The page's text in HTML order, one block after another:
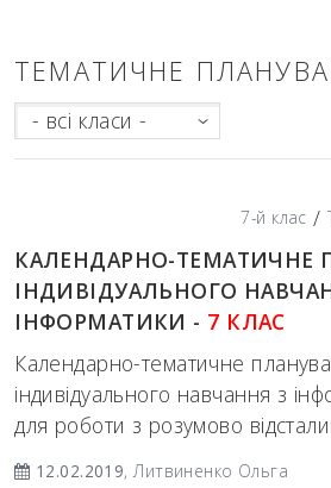
ТЕМАТИЧНЕ
- всі класи -
7-й клас /
КАЛЕНДАРНО-ТЕМАТИЧНЕ
ІНДИВІДУАЛЬНОГО
ІНФОРМАТИКИ - 7 КЛАС
Календарно-тематичне
індивідуального навчання з
для роботи з розумово
12.02.2019, Литвиненко Ольга